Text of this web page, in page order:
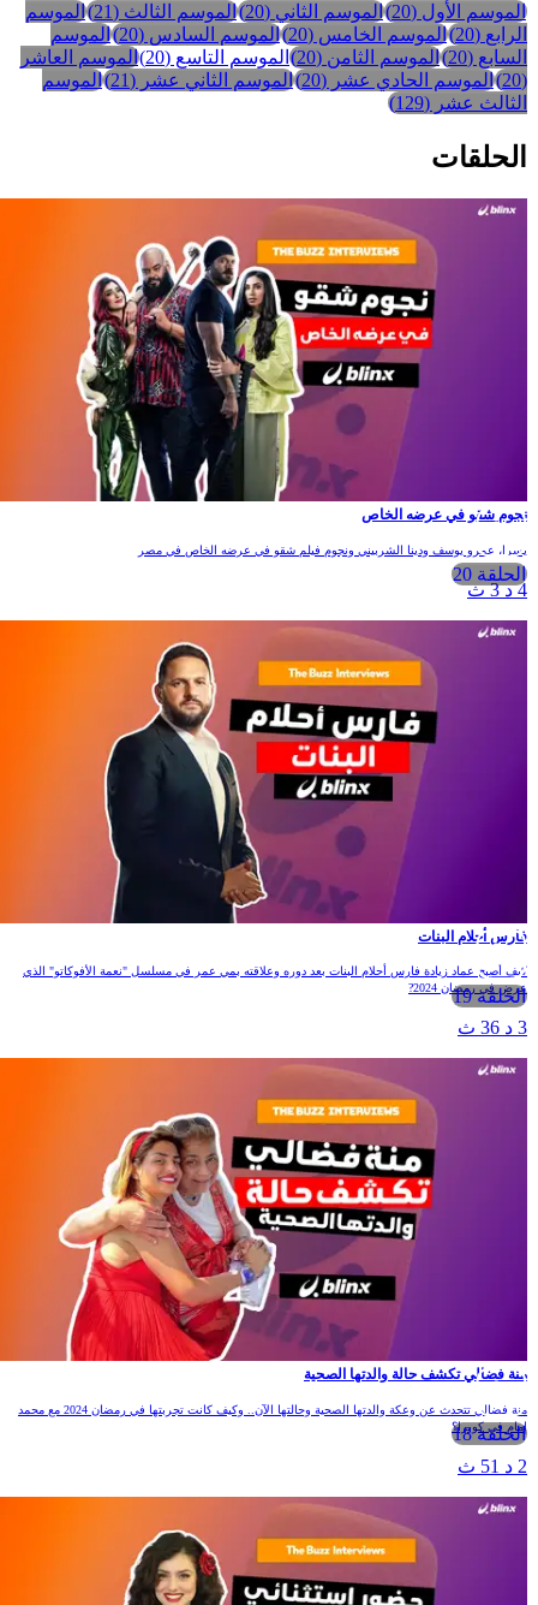
الموسم الأول (
20
)الموسم الثاني(
20
)الموسم الثالث(
21
)الموسم
الرابع(
20
)الموسم الخامس (
20
)الموسم السادس (
20
)الموسم
السابع(
20
)الموسم الثامن(
20
)الموسم التاسع(
20
)الموسم العاشر
20
)الموسم الحادي عشر(
20
)الموسم الثاني عشر(
21
)الموسم
الثالث عشر(
129
)
الحلقات
الحلقة 20
نجوم شقو في عرضه الخاص
يسرا، عمرو يوسف ودينا الشربيني ونجوم فيلم شقو في عرضه الخاص في مصر
الحلقة 19
فارس أحلام البنات
كيف أصبح عماد زيادة فارس أحلام البنات بعد دوره وعلاقته بمي عمر في مسلسل "نعمة الأفوكاتو" الذي
عرض في رمضان 2024?
الحلقة 18
منة فضالي تكشف حالة والدتها الصحية
منة فضالي تتحدث عن وعكة والدتها الصحية وحالتها الآن.. وكيف كانت تجربتها في رمضان 2024 مع محمد
إمام في كوبرا؟